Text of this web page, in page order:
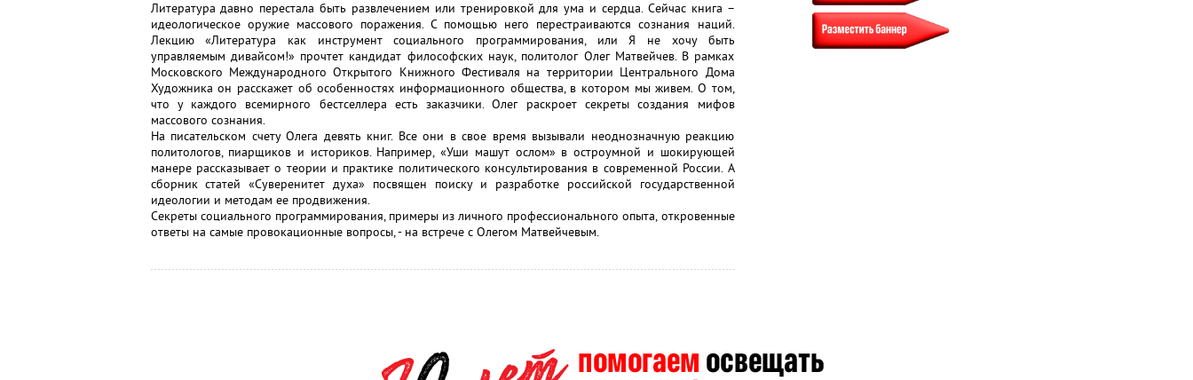
Литература давно перестала быть развлечением или тренировкой для ума и сердца. Сейчас книга –
идеологическое оружие массового поражения. С помощью него перестраиваются сознания наций.
Лекцию «Литература как инструмент социального программирования, или Я не хочу быть
управляемым дивайсом!» прочтет кандидат философских наук, политолог Олег Матвейчев. В рамках
Московского Международного Открытого Книжного Фестиваля на территории Центрального Дома
Художника он расскажет об особенностях информационного общества, в котором мы живем. О том,
что у каждого всемирного бестселлера есть заказчики. Олег раскроет секреты создания мифов
массового сознания.
На писательском счету Олега девять книг. Все они в свое время вызывали неоднозначную реакцию
политологов, пиарщиков и историков. Например, «Уши машут ослом» в остроумной и шокирующей
манере рассказывает о теории и практике политического консультирования в современной России. А
сборник статей «Суверенитет духа» посвящен поиску и разработке российской государственной
идеологии и методам ее продвижения.
Секреты социального программирования, примеры из личного профессионального опыта, откровенные
ответы на самые провокационные вопросы, - на встрече с Олегом Матвейчевым.